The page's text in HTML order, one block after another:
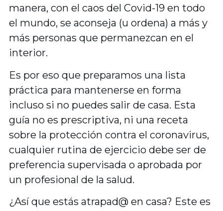
manera, con el caos del Covid-19 en todo
el mundo, se aconseja (u ordena) a más y
más personas que permanezcan en el
interior.
Es por eso que preparamos una lista
práctica para mantenerse en forma
incluso si no puedes salir de casa. Esta
guía no es prescriptiva, ni una receta
sobre la protección contra el coronavirus,
cualquier rutina de ejercicio debe ser de
preferencia supervisada o aprobada por
un profesional de la salud.
¿Así que estás atrapad@ en casa? Este es